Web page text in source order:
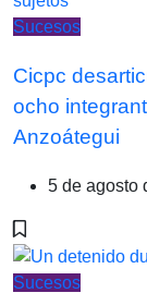
Sucesos
Cicpc
ocho
Anzoátegui
5 de agosto
Sucesos